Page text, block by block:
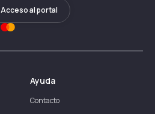
Acceso al portal
Ayuda
Contacto